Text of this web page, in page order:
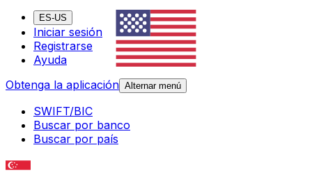
ES-US
Iniciar sesión
Registrarse
Ayuda
Obtenga la aplicación Alternar menú
SWIFT/BIC
Buscar por banco
Buscar por país